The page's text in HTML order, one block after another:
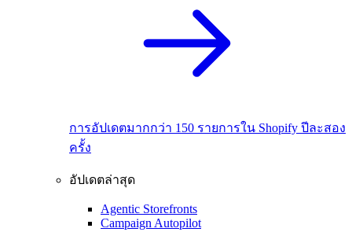
การอัปเดตมากกว่า 150 รายการใน Shopify ปีละสอง
ครั้ง
อัปเดตล่าสุด
Agentic Storefronts
Campaign Autopilot